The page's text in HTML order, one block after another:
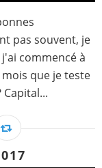
pas souvent, je
commencé à
que je teste
Capital...